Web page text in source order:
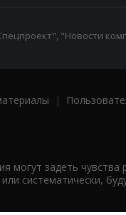
"Новости
|
задеть чувства
систематически,